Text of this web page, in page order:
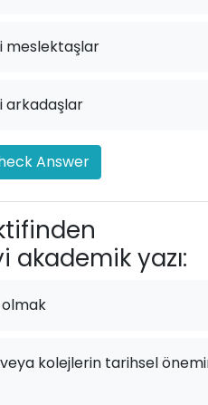
meslektaşlar
arkadaşlar
Answer
akademik yazı:
kolejlerin tarihsel